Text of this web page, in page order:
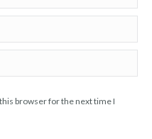
browser for the next time I